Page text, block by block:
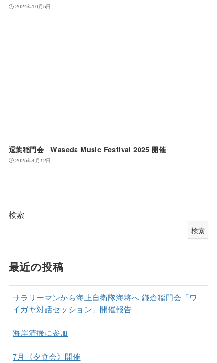
2024年10月5日
逗葉稲門会 Waseda Music Festival 2025 開催
2025年4月12日
検索
検索
最近の投稿
サラリーマンから海上自衛隊海将へ 鎌倉稲門会「ワ
イガヤ対話セッション」開催報告
海岸清掃に参加
7月《夕食会》開催